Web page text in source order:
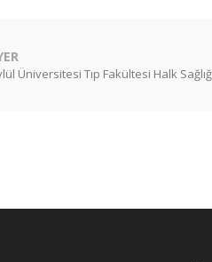
Üniversitesi Tıp Fakültesi Halk